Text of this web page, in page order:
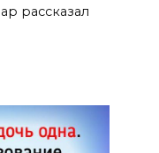
рассказал